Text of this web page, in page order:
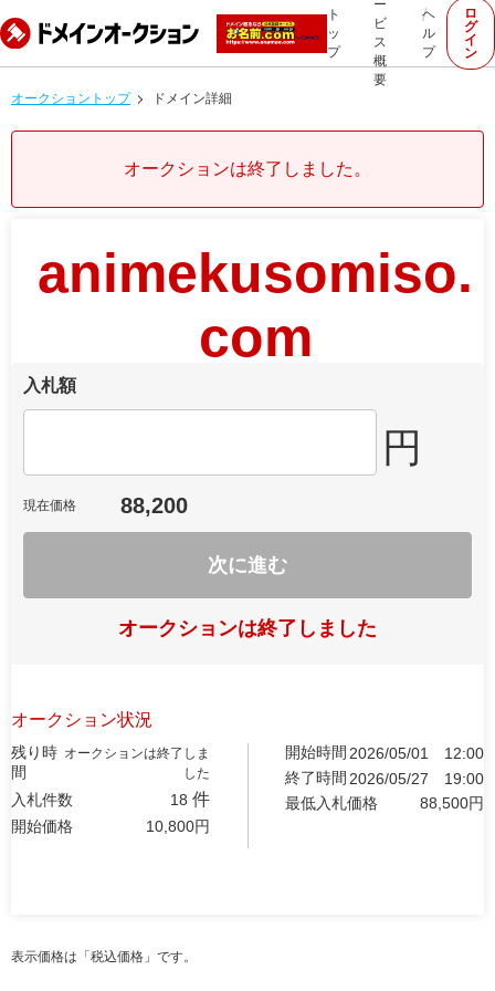
ト
ッ
プ
ー
ビ
ス
概
要
ヘ
ル
プ
ロ
グ
イ
ン
オークショントップ ドメイン詳細
オークションは終了しました。
animekusomiso.
com
入札額
円
現在価格 88,200
次に進む
オークションは終了しました
オークション状況
残り時
間
オークションは終了しま
した
入札件数 18 件
開始価格 10,800円
開始時間 2026/05/01
12:00
終了時間 2026/05/27
19:00
最低入札価格
88,500円
表示価格は「税込価格」です。